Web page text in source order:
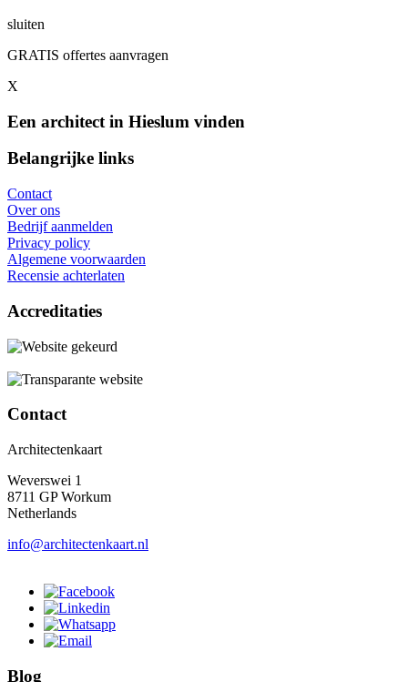
sluiten
GRATIS offertes aanvragen
X
Een architect in Hieslum vinden
Belangrijke links
Contact
Over ons
Bedrijf aanmelden
Privacy policy
Algemene voorwaarden
Recensie achterlaten
Accreditaties
Contact
Architectenkaart
Weverswei 1
8711 GP Workum
Netherlands
info@architectenkaart.nl
Blog